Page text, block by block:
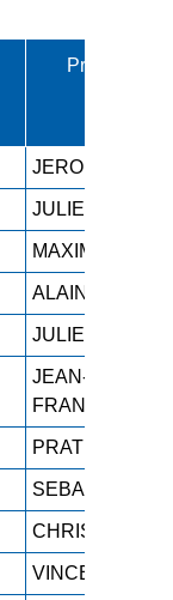
Prénom
JEROME
JULIEN
MAXIME
ALAIN
JULIEN
JEAN-
FRANCOIS
PRATHAMESH
SEBASTIEN
CHRISTOPHE
VINCENT